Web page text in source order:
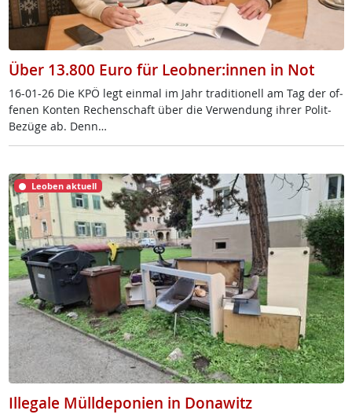
Über 13.800 Euro für Leobner:innen in Not
16-01-26 Die KPÖ legt ein­mal im Jahr tra­di­tio­nell am Tag der of­
fe­nen Kon­ten Re­chen­schaft über die Ver­wen­dung ih­rer Po­lit-
Be­zü­ge ab. Denn…
Leoben aktuell
Illegale Mülldeponien in Donawitz